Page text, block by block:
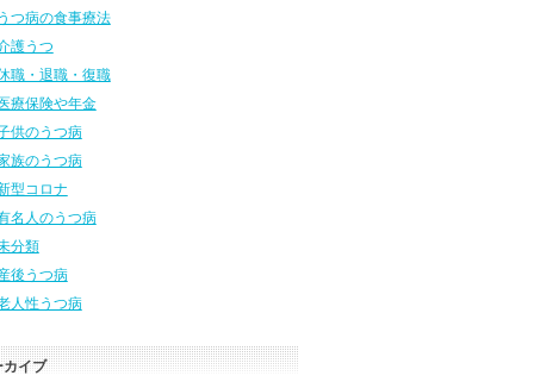
つ病の食事療法
護うつ
職・退職・復職
療保険や年金
供のうつ病
族のうつ病
型コロナ
名人のうつ病
分類
後うつ病
人性うつ病
カイブ